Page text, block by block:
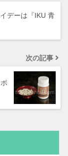
デーは『IKU 青
次の記事